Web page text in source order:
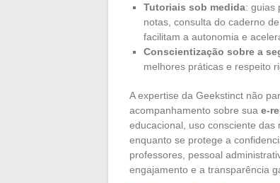
Tutoriais sob medida: guias
notas, consulta do caderno
facilitam a autonomia e
Conscientização sobre a
melhores práticas e respeito
A expertise da Geekstinct não
acompanhamento sobre sua e-
educacional, uso consciente das
enquanto se protege a
professores, pessoal
engajamento e a transparência